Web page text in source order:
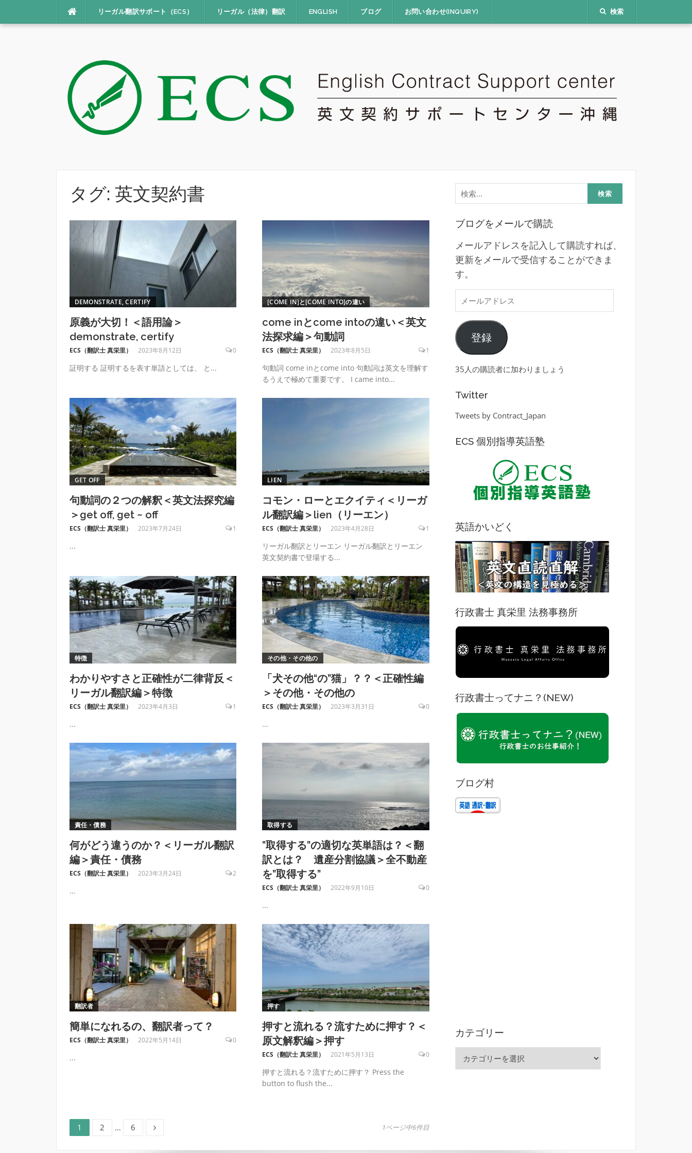
リーガル翻訳サポート（ECS） リーガル（法律）翻訳 ENGLISH ブログ お問い合わせ(INQUIRY) 検索
タグ: 英文契約書
DEMONSTRATE, CERTIFY
原義が大切！＜語用論＞
demonstrate, certify
ECS（翻訳士 真栄里） 2023年8月12日 0
証明する 証明するを表す単語としては、 と...
[COME IN]と[COME INTO]の違い
come inとcome intoの違い＜英文
法探求編＞句動詞
ECS（翻訳士 真栄里） 2023年8月5日 1
句動詞 come inとcome into 句動詞は英文を理解す
るうえで極めて重要です。 I came into...
GET OFF
句動詞の２つの解釈＜英文法探究編
＞get off, get ~ off
ECS（翻訳士 真栄里） 2023年7月24日 1
...
LIEN
コモン・ローとエクイティ＜リーガ
ル翻訳編＞lien（リーエン）
ECS（翻訳士 真栄里） 2023年4月28日 1
リーガル翻訳とリーエン リーガル翻訳とリーエン
英文契約書で登場する...
特徴
わかりやすさと正確性が二律背反＜
リーガル翻訳編＞特徴
ECS（翻訳士 真栄里） 2023年4月3日 1
...
その他・その他の
「犬その他“の”猫」？？＜正確性編
＞その他・その他の
ECS（翻訳士 真栄里） 2023年3月31日 0
...
責任・債務
何がどう違うのか？＜リーガル翻訳
編＞責任・債務
ECS（翻訳士 真栄里） 2023年3月24日 2
...
取得する
”取得する”の適切な英単語は？＜翻
訳とは？ 遺産分割協議＞全不動産
を”取得する”
ECS（翻訳士 真栄里） 2022年9月10日 0
...
翻訳者
簡単になれるの、翻訳者って？
ECS（翻訳士 真栄里） 2022年5月14日 0
...
押す
押すと流れる？流すために押す？＜
原文解釈編＞押す
ECS（翻訳士 真栄里） 2021年5月13日 0
押すと流れる？流すために押す？ Press the
button to flush the...
投
ペ
ー
1
ー
2 …
ー
6 1ページ中6件目
検
索:
ブログをメールで購読
メールアドレスを記入して購読すれば、
更新をメールで受信することができま
す。
ー
ル
ア
ド
レ
登録
35人の購読者に加わりましょう
Twitter
Tweets by Contract_Japan
ECS 個別指導英語塾
英語かいどく
行政書士 真栄里 法務事務所
行政書士ってナニ？(NEW)
ブログ村
カテゴリー